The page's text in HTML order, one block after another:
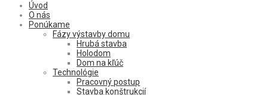
Úvod
O nás
Ponúkame
Fázy výstavby domu
Hrubá stavba
Holodom
Dom na kľúč
Technológie
Pracovný postup
Stavba konštrukcií